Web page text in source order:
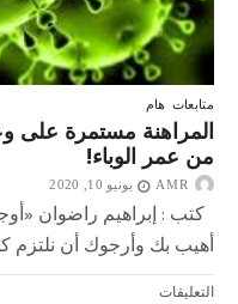
متابعات هام
المراهنة مستمرة على
من عمر الوباء!
AMR يونيو 10, 2020
كتب : إبراهيم راضوان
أهيب بك وأرجوك أن نلتزم كل
التعليقاتعلى